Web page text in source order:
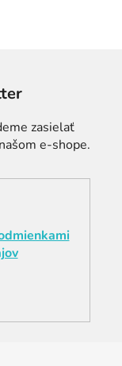
zasielať
e-shope.